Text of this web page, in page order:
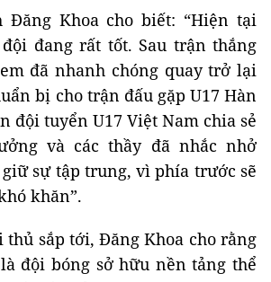
Đăng Khoa cho biết: “Hiện tại
đang rất tốt. Sau trận thắng
đã nhanh chóng quay trở lại
bị cho trận đấu gặp U17 Hàn
đội tuyển U17 Việt Nam chia sẻ
và các thầy đã nhắc nhở
sự tập trung, vì phía trước sẽ
khăn”.
thủ sắp tới, Đăng Khoa cho rằng
đội bóng sở hữu nền tảng thể